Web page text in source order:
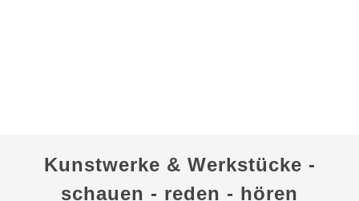
Kunstwerke & Werkstücke -
schauen - reden - hören